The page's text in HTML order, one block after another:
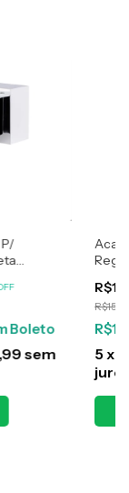
Boleto
sem
Black
5 x